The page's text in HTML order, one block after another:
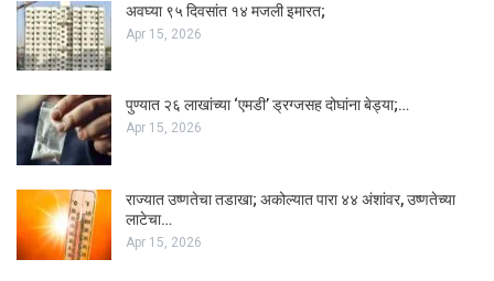
अवघ्या ९५ दिवसांत १४ मजली इमारत;
Apr 15, 2026
पुण्यात २६ लाखांच्या ‘एमडी’ ड्रग्जसह दोघांना बेड्या;…
Apr 15, 2026
राज्यात उष्णतेचा तडाखा; अकोल्यात पारा ४४ अंशांवर, उष्णतेच्या
लाटेचा…
Apr 15, 2026